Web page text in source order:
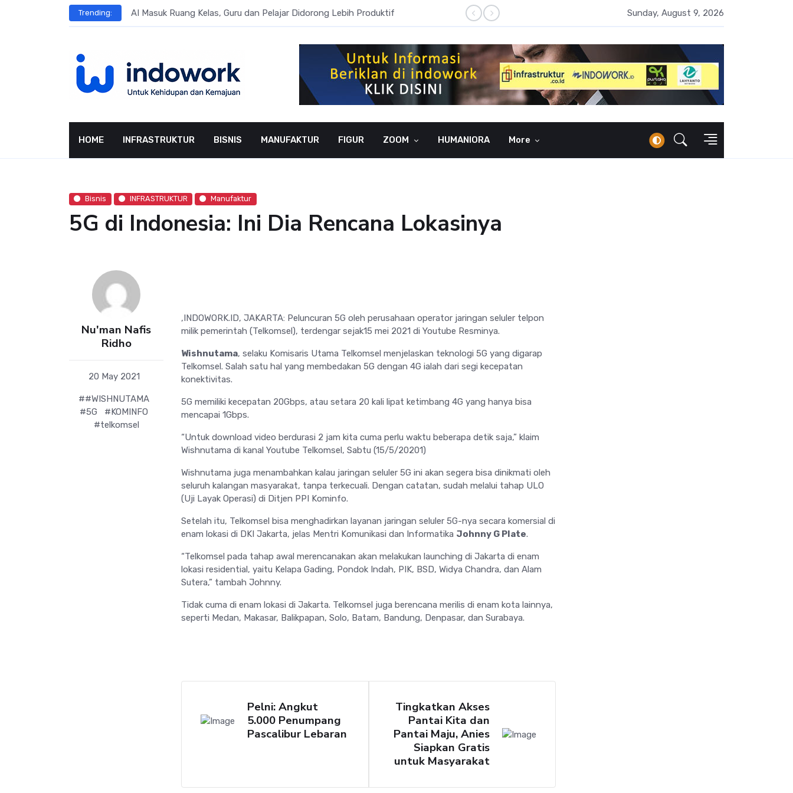
Trending:
Penggunaan AI AI Masuk Ruang Kelas, Guru dan Pelajar Didorong Lebih Produktif Literasi AI Belum Merata, SC MM FEB UI Gelar Pelatihan untuk Guru dan
Sunday, August 9, 2026
HOME INFRASTRUKTUR BISNIS MANUFAKTUR FIGUR ZOOM HUMANIORA More
Bisnis INFRASTRUKTUR Manufaktur
5G di Indonesia: Ini Dia Rencana Lokasinya
Nu'man Nafis
Ridho
20 May 2021
##WISHNUTAMA
#5G
#KOMINFO
#telkomsel
,INDOWORK.ID, JAKARTA: Peluncuran 5G oleh perusahaan operator jaringan seluler telpon
milik pemerintah (Telkomsel), terdengar sejak15 mei 2021 di Youtube Resminya.
Wishnutama, selaku Komisaris Utama Telkomsel menjelaskan teknologi 5G yang digarap
Telkomsel. Salah satu hal yang membedakan 5G dengan 4G ialah dari segi kecepatan
konektivitas.
5G memiliki kecepatan 20Gbps, atau setara 20 kali lipat ketimbang 4G yang hanya bisa
mencapai 1Gbps.
“Untuk download video berdurasi 2 jam kita cuma perlu waktu beberapa detik saja,” klaim
Wishnutama di kanal Youtube Telkomsel, Sabtu (15/5/20201)
Wishnutama juga menambahkan kalau jaringan seluler 5G ini akan segera bisa dinikmati oleh
seluruh kalangan masyarakat, tanpa terkecuali. Dengan catatan, sudah melalui tahap ULO
(Uji Layak Operasi) di Ditjen PPI Kominfo.
Setelah itu, Telkomsel bisa menghadirkan layanan jaringan seluler 5G-nya secara komersial di
enam lokasi di DKI Jakarta, jelas Mentri Komunikasi dan Informatika Johnny G Plate.
“Telkomsel pada tahap awal merencanakan akan melakukan launching di Jakarta di enam
lokasi residential, yaitu Kelapa Gading, Pondok Indah, PIK, BSD, Widya Chandra, dan Alam
Sutera,” tambah Johnny.
Tidak cuma di enam lokasi di Jakarta. Telkomsel juga berencana merilis di enam kota lainnya,
seperti Medan, Makasar, Balikpapan, Solo, Batam, Bandung, Denpasar, dan Surabaya.
Pelni: Angkut
5.000 Penumpang
Pascalibur Lebaran
Tingkatkan Akses
Pantai Kita dan
Pantai Maju, Anies
Siapkan Gratis
untuk Masyarakat